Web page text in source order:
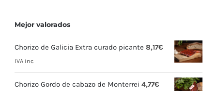
Mejor valorados
Chorizo de Galicia Extra curado picante 8,17€
IVA inc
Chorizo Gordo de cabazo de Monterrei 4,77€